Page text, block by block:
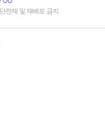
전재 및 재배포 금지